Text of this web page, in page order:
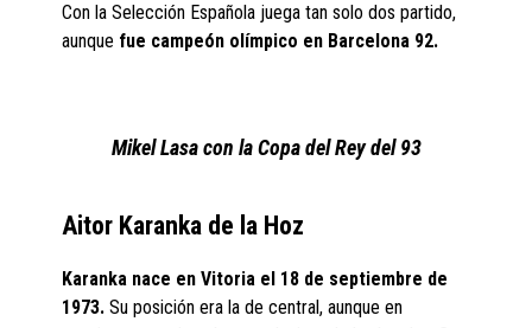
Con la Selección Española juega tan solo dos partido,
aunque fue campeón olímpico en Barcelona 92.
Mikel Lasa con la Copa del Rey del 93
Aitor Karanka de la Hoz
Karanka nace en Vitoria el 18 de septiembre de
1973. Su posición era la de central, aunque en